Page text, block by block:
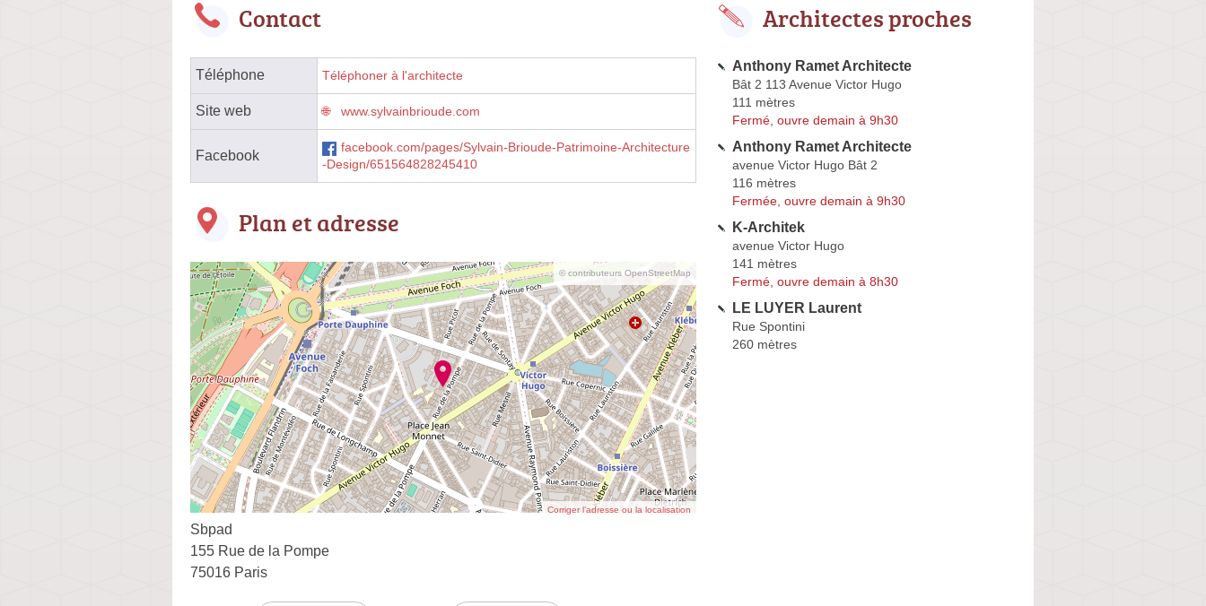
Contact
Téléphone Téléphoner à l'architecte
Site web www.sylvainbrioude.com
Facebook
facebook.com/pages/Sylvain-Brioude-Patrimoine-Architecture
-Design/651564828245410
Plan et adresse
© contributeurs OpenStreetMap
Corriger l’adresse ou la localisation
Sbpad
155 Rue de la Pompe
75016 Paris
Architectes proches
Anthony Ramet Architecte
Bât 2 113 Avenue Victor Hugo
111 mètres
Fermé, ouvre demain à 9h30
Anthony Ramet Architecte
avenue Victor Hugo Bât 2
116 mètres
Fermée, ouvre demain à 9h30
K-Architek
avenue Victor Hugo
141 mètres
Fermé, ouvre demain à 8h30
LE LUYER Laurent
Rue Spontini
260 mètres